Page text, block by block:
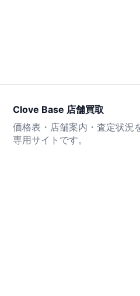
Clove Base 店舗買取
価格表・店舗案内・査定状況
専用サイトです。